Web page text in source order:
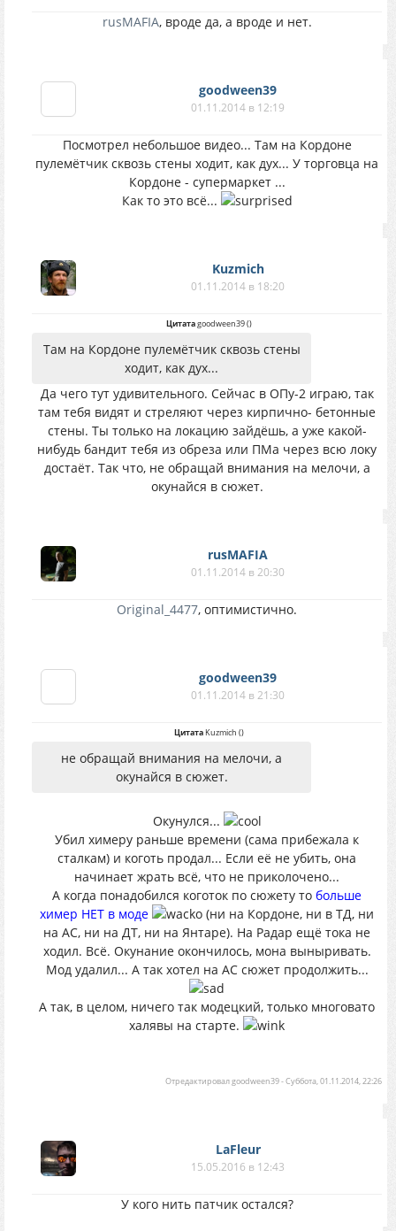
rusMAFIA, вроде да, а вроде и нет.
goodween39
01.11.2014 в 12:19
Посмотрел небольшое видео... Там на Кордоне
пулемётчик сквозь стены ходит, как дух... У торговца на
Кордоне - супермаркет ...
Как то это всё...
Kuzmich
01.11.2014 в 18:20
Цитатаgoodween39()
Там на Кордоне пулемётчик сквозь стены
ходит, как дух...
Да чего тут удивительного. Сейчас в ОПу-2 играю, так
там тебя видят и стреляют через кирпично- бетонные
стены. Ты только на локацию зайдёшь, а уже какой-
нибудь бандит тебя из обреза или ПМа через всю локу
достаёт. Так что, не обращай внимания на мелочи, а
окунайся в сюжет.
rusMAFIA
01.11.2014 в 20:30
Original_4477, оптимистично.
goodween39
01.11.2014 в 21:30
ЦитатаKuzmich ()
не обращай внимания на мелочи, а
окунайся в сюжет.
Окунулся...
Убил химеру раньше времени (сама прибежала к
сталкам) и коготь продал... Если её не убить, она
начинает жрать всё, что не приколочено...
А когда понадобился коготок по сюжету то больше
химер НЕТ в моде
(ни на Кордоне, ни в ТД, ни
на АС, ни на ДТ, ни на Янтаре). На Радар ещё тока не
ходил. Всё. Окунание окончилось, мона выныривать.
Мод удалил... А так хотел на АС сюжет продолжить...
А так, в целом, ничего так модецкий, только многовато
халявы на старте.
Отредактировалgoodween39-Суббота, 01.11.2014, 22:26
LaFleur
15.05.2016 в 12:43
У кого нить патчик остался?